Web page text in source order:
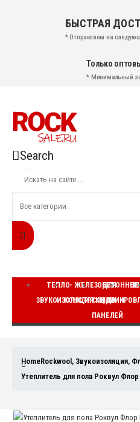
БЫСТРАЯ
* Отправляем на
Только
* Минимальный
Search
ТЕПЛО-
ЗВУКОИЗОЛЯЦИЯ
ЖЕЛЕЗОБЕТОННЫЕ
КОНСТРУКЦИИ
ДЛЯ
СЭНДВИЧ
ПАНЕЛЕЙ
HomeRockwool , Звукоизоляция,
Утеплитель для пола Роквул